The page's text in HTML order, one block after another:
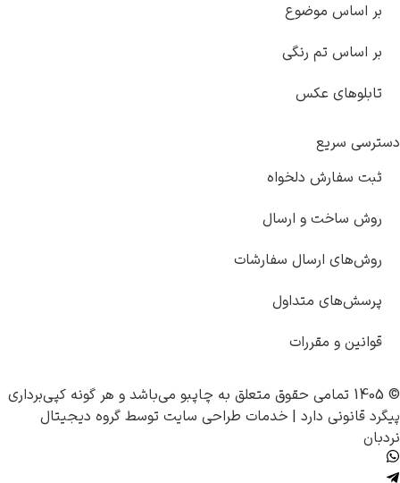
موضوع
رنگی
عکس
دلخواه
و ارسال
سفارشات
متداول
مقررات
چاپبومی‌باشد و هر گونه کپی‌برداری
دارد |خدمات طراحی سایتتوسطگروه دیجیتال